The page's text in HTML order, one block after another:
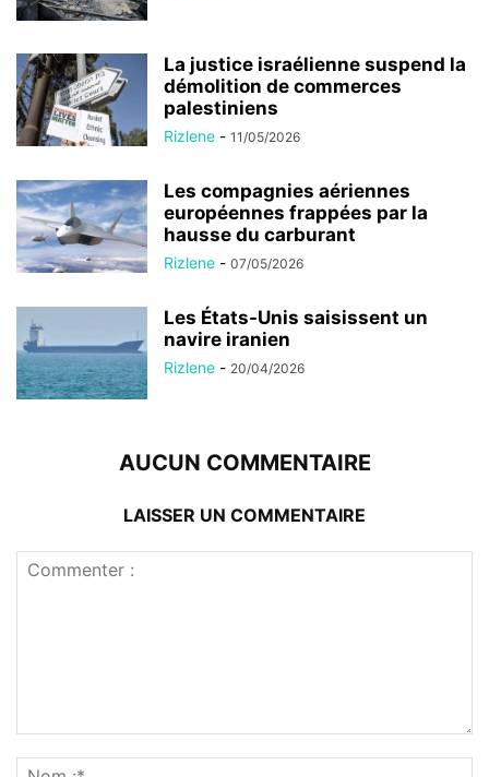
La justice israélienne suspend la
démolition de commerces
palestiniens
Rizlene - 11/05/2026
Les compagnies aériennes
européennes frappées par la
hausse du carburant
Rizlene - 07/05/2026
Les États-Unis saisissent un
navire iranien
Rizlene - 20/04/2026
AUCUN COMMENTAIRE
LAISSER UN COMMENTAIRE